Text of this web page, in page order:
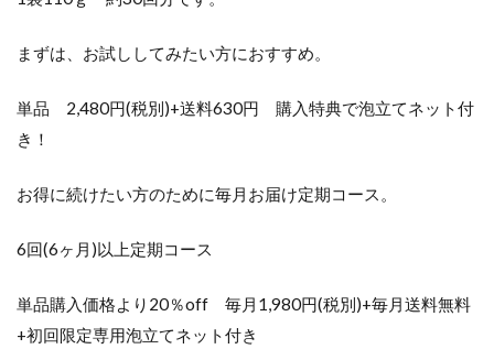
まずは、お試ししてみたい方におすすめ。
単品 2,480円(税別)+送料630円 購入特典で泡立てネット付
き！
お得に続けたい方のために毎月お届け定期コース。
6回(6ヶ月)以上定期コース
単品購入価格より20％off 毎月1,980円(税別)+毎月送料無料
+初回限定専用泡立てネット付き